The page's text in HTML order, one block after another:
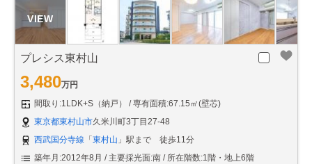
プレシス東村山
3,480万円
間取り:1LDK+S（納戸）
専有面積:67.15㎡(壁芯)
東京都東村山市久米川町3丁目27-48
西武国分寺線 「 東村山 」駅まで 徒歩11分
築年月:2012年8月
主要採光面:南 所在階数:1階・地上6階